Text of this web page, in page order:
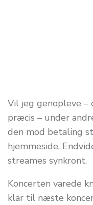
Vil jeg genopleve –
præcis – under
den mod betaling
hjemmeside.
streames synkront.
Koncerten varede
klar til næste